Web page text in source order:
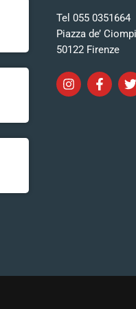
Tel 055 0351664
Piazza de’
50122 Firenze